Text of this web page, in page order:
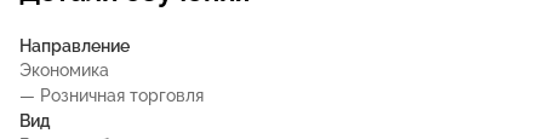
Направление
Экономика
— Розничная торговля
Вид